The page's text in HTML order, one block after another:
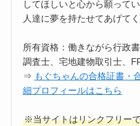
してほしいと心から願って
人達に夢を持たせてあげてく
所有資格：働きながら行政
調査士、宅地建物取引士、
⇒ もぐちゃんの合格証書・
細プロフィールはこちら
※当サイトはリンクフリー